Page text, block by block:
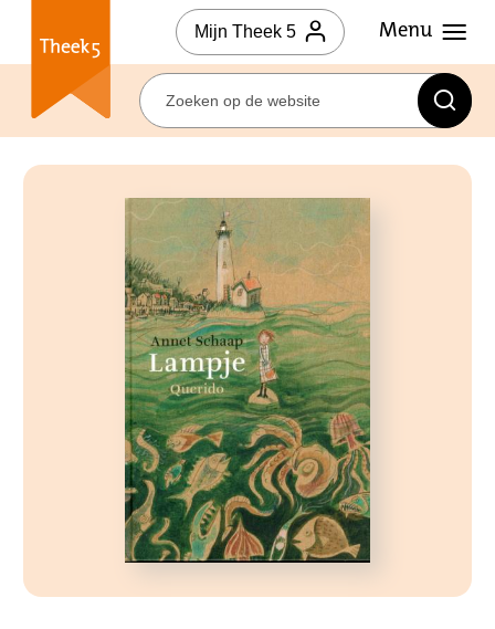
Mijn Theek 5